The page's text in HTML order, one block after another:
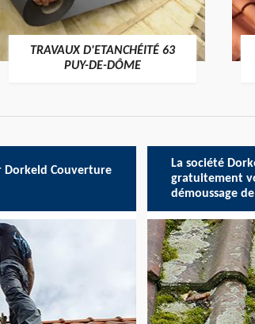
TRAVAUX D'ETANCHÉITÉ 63
PUY-DE-DÔME
Dorkeld Couverture
La société
gratuitement
démoussage